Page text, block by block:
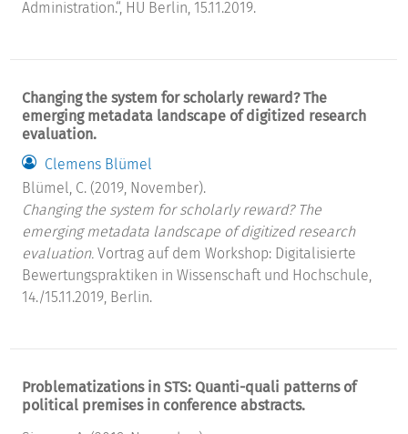
Administration.“, HU Berlin, 15.11.2019.
Changing the system for scholarly reward? The
emerging metadata landscape of digitized research
evaluation.
Clemens Blümel
Blümel, C. (2019, November).
Changing the system for scholarly reward? The
emerging metadata landscape of digitized research
evaluation. Vortrag auf dem Workshop: Digitalisierte
Bewertungspraktiken in Wissenschaft und Hochschule,
14./15.11.2019, Berlin.
Problematizations in STS: Quanti-quali patterns of
political premises in conference abstracts.